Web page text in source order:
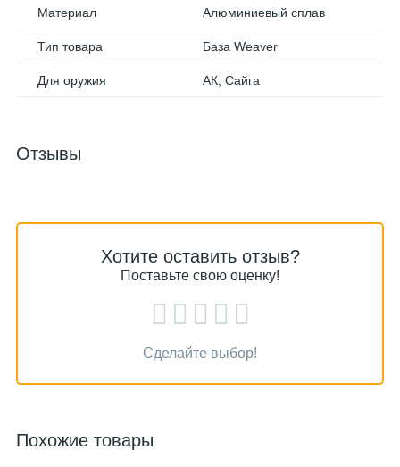
Материал Алюминиевый сплав
Тип товара База Weaver
Для оружия АК, Сайга
Отзывы
Хотите оставить отзыв?
Поставьте свою оценку!
Сделайте выбор!
Похожие товары